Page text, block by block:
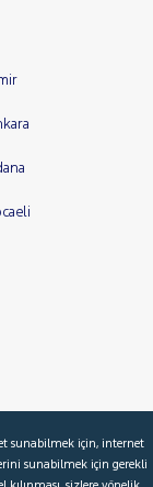
sunabilmek için, internet
sunabilmek için gerekli